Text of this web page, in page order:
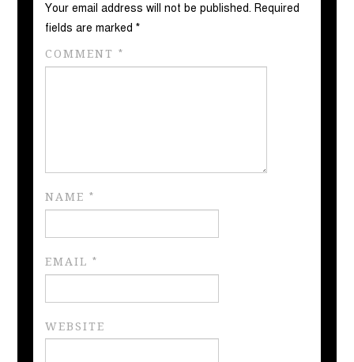
Your email address will not be published. Required
fields are marked*
COMMENT*
NAME*
EMAIL*
WEBSITE